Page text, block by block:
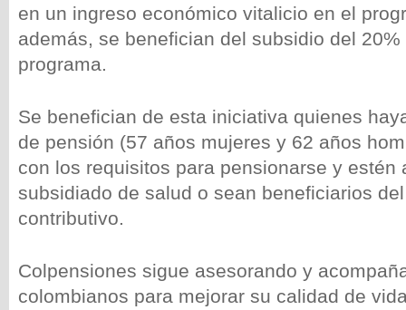
en un ingreso económico vitalicio en el
además, se benefician del subsidio del
programa.
Se benefician de esta iniciativa quienes
de pensión (57 años mujeres y 62 años
con los requisitos para pensionarse y estén
subsidiado de salud o sean beneficiarios
contributivo.
Colpensiones sigue asesorando y
colombianos para mejorar su calidad de